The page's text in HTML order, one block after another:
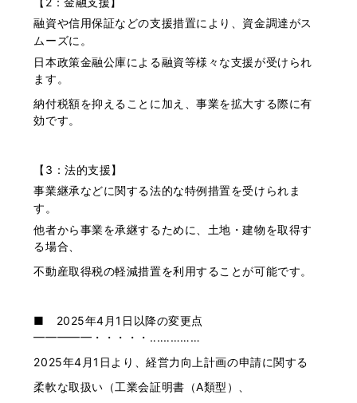
融資や信用保証などの支援措置により、資金調達がス
ムーズに。
日本政策金融公庫による融資等様々な支援が受けられ
ます。
納付税額を抑えることに加え、事業を拡大する際に有
効です。
【3：法的支援】
事業継承などに関する法的な特例措置を受けられま
す。
他者から事業を承継するために、土地・建物を取得す
る場合、
不動産取得税の軽減措置を利用することが可能です。
■ 2025年4月1日以降の変更点
━━━━━・・・・・‥‥‥………
2025年4月1日より、経営力向上計画の申請に関する
柔軟な取扱い（工業会証明書（A類型）、